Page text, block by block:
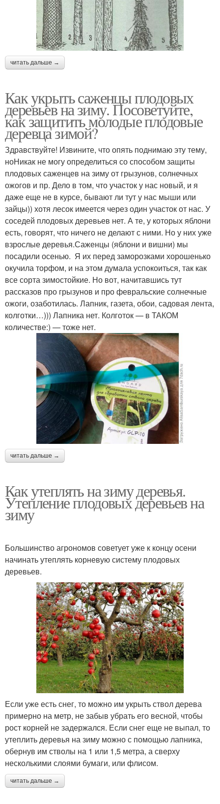
читать дальше →
Как укрыть саженцы плодовых
деревьев на зиму. Посоветуйте,
как защитить молодые плодовые
деревца зимой?
Здравствуйте! Извините, что опять поднимаю эту тему,
ноНикак не могу определиться со способом защиты
плодовых саженцев на зиму от грызунов, солнечных
ожогов и пр. Дело в том, что участок у нас новый, и я
даже еще не в курсе, бывают ли тут у нас мыши или
зайцы)) хотя лесок имеется через один участок от нас. У
соседей плодовых деревьев нет. А те, у которых яблони
есть, говорят, что ничего не делают с ними. Но у них уже
взрослые деревья.Саженцы (яблони и вишни) мы
посадили осенью. Я их перед заморозками хорошенько
окучила торфом, и на этом думала успокоиться, так как
все сорта зимостойкие. Но вот, начитавшись тут
рассказов про грызунов и про февральские солнечные
ожоги, озаботилась. Лапник, газета, обои, садовая лента,
колготки…))) Лапника нет. Колготок — в ТАКОМ
количестве:) — тоже нет.
читать дальше →
Как утеплять на зиму деревья.
Утепление плодовых деревьев на
зиму
Большинство агрономов советует уже к концу осени
начинать утеплять корневую систему плодовых
деревьев.
Если уже есть снег, то можно им укрыть ствол дерева
примерно на метр, не забыв убрать его весной, чтобы
рост корней не задержался. Если снег еще не выпал, то
утеплить деревья на зиму можно с помощью лапника,
обернув им стволы на 1 или 1,5 метра, а сверху
несколькими слоями бумаги, или флисом.
читать дальше →